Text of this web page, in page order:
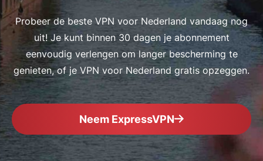
Probeer de beste VPN voor Nederland vandaag nog
uit! Je kunt binnen 30 dagen je abonnement
eenvoudig verlengen om langer bescherming te
genieten, of je VPN voor Nederland gratis opzeggen.
Neem ExpressVPN